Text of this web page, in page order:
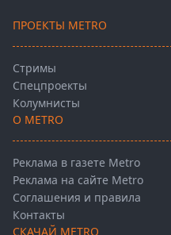
ПРОЕКТЫ METRO
Стримы
Спецпроекты
Колумнисты
О METRO
Реклама в газете Metro
Реклама на сайте Metro
Соглашения и правила
Контакты
СКАЧАЙ METRO